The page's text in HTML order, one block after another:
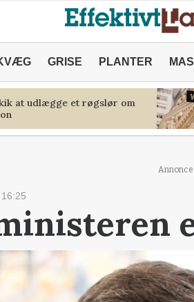
GRISE PLANTER
at udlægge et røgslør om
Annonce